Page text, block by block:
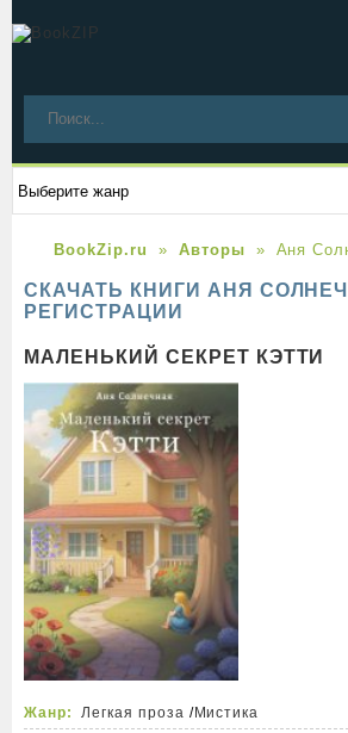
BookZip.ru Авторы Аня
СКАЧАТЬ КНИГИ АНЯ
РЕГИСТРАЦИИ
МАЛЕНЬКИЙ СЕКРЕТ КЭТТИ
Жанр: Легкая проза /Мистика